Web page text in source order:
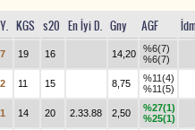
KGS s20 En İyi D. Gny AGF
7 19 16 14,20
%6(7)
%6(7)
2 11 15 8,75
%11(4)
%11(5)
1 14 20 2.33.88 2,50
%27(1)
%25(1)